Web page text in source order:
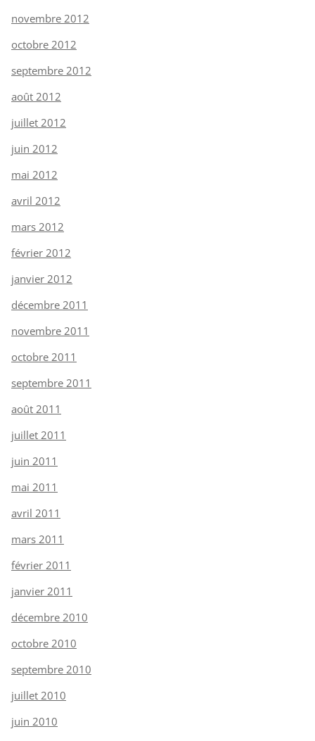
novembre 2012
octobre 2012
septembre 2012
août 2012
juillet 2012
juin 2012
mai 2012
avril 2012
mars 2012
février 2012
janvier 2012
décembre 2011
novembre 2011
octobre 2011
septembre 2011
août 2011
juillet 2011
juin 2011
mai 2011
avril 2011
mars 2011
février 2011
janvier 2011
décembre 2010
octobre 2010
septembre 2010
juillet 2010
juin 2010